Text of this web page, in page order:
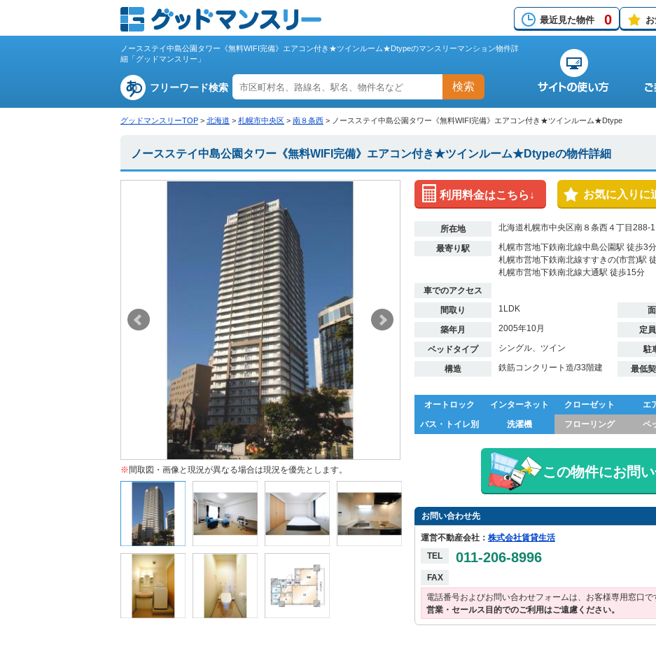
最近見た物件 0
ノースステイ中島公園タワー《無料WIFI完備》エアコン付き★ツインルーム★Dtypeのマンスリーマンション物件詳
細「グッドマンスリー」
フリーワード検索 検索
グッドマンスリーTOP > 北海道 > 札幌市中央区 > 南８条西 > ノースステイ中島公園タワー《無料WIFI完備》エアコン付き★ツインルーム★Dtype
ノースステイ中島公園タワー《無料WIFI完備》エアコン付き★ツインルーム★Dtypeの物件詳細
※間取図・画像と現況が異なる場合は現況を優先とします。
利用料金はこちら↓ お気に入りに
所在地 北海道札幌市中央区南８条西４丁目288-1
最寄り駅
札幌市営地下鉄南北線中島公園駅 徒歩3分
札幌市営地下鉄南北線すすきの(市営)駅
札幌市営地下鉄南北線大通駅 徒歩15分
車でのアクセス
間取り
1LDK
築年月 2005年10月 定
ベッドタイプ シングル、ツイン 駐
構造 鉄筋コンクリート造/33階建 最低
オートロック インターネット クローゼット エ
バス・トイレ別
洗濯機 フローリング ペ
この物件にお問い
お問い合わせ先
運営不動産会社： 株式会社賃貸生活
TEL
011-206-8996
FAX
電話番号およびお問い合わせフォームは、お客様専用窓口で
営業・セールス目的でのご利用はご遠慮ください。